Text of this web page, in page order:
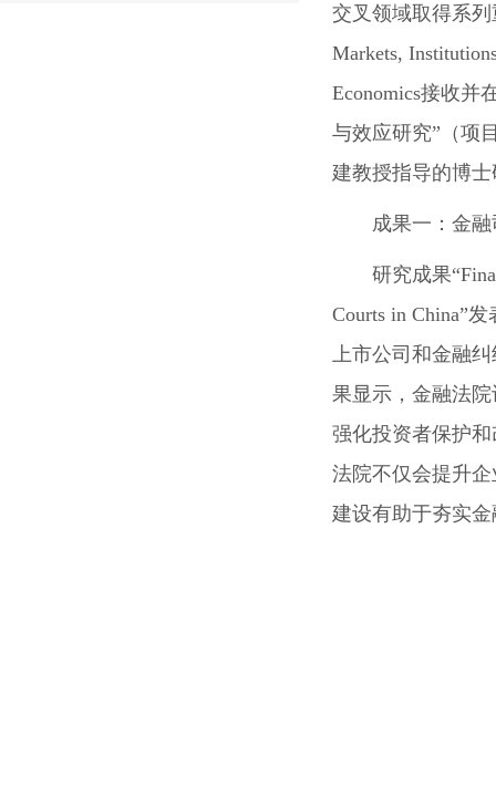
交叉领域取得系
Markets,
Economics接收并
与效应研究”（项
建教授指导的博
成果一：金
研究成果
Courts in China”发
上市公司和金融
果显示，金融法
强化投资者保护
法院不仅会提升
建设有助于夯实